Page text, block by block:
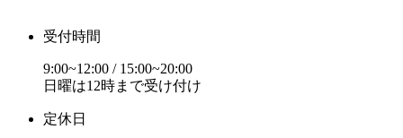
受付時間
9:00~12:00 / 15:00~20:00
日曜は12時まで受け付け
定休日